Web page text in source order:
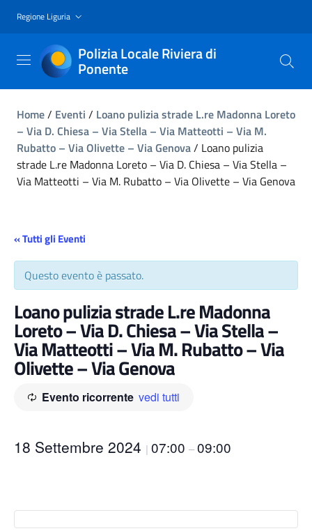
Regione Liguria
Polizia Locale Riviera di
Ponente
Home/ Eventi / Loano pulizia strade L.re Madonna Loreto
– Via D. Chiesa – Via Stella – Via Matteotti – Via M.
Rubatto – Via Olivette – Via Genova/ Loano pulizia
strade L.re Madonna Loreto – Via D. Chiesa – Via Stella –
Via Matteotti – Via M. Rubatto – Via Olivette – Via Genova
« Tutti gli Eventi
Questo evento è passato.
Loano pulizia strade L.re Madonna
Loreto – Via D. Chiesa – Via Stella –
Via Matteotti – Via M. Rubatto – Via
Olivette – Via Genova
Evento ricorrente vedi tutti
18 Settembre 2024 | 07:00 –09:00